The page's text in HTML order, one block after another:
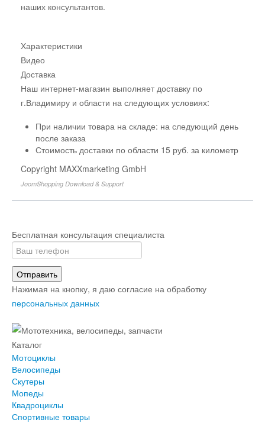
наших консультантов.
Характеристики
Видео
Доставка
Наш интернет-магазин выполняет доставку по
г.Владимиру и области на следующих условиях:
При наличии товара на складе: на следующий день
после заказа
Стоимость доставки по области 15 руб. за километр
Copyright MAXXmarketing GmbH
JoomShopping Download & Support
Бесплатная консультация специалиста
Отправить
Нажимая на кнопку, я даю согласие на обработку
персональных данных
Каталог
Мотоциклы
Велосипеды
Скутеры
Мопеды
Квадроциклы
Спортивные товары